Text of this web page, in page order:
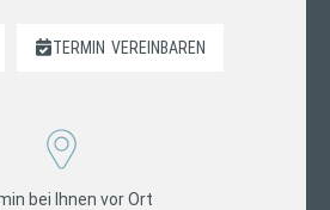
TERMIN VEREINBAREN
bei Ihnen vor Ort